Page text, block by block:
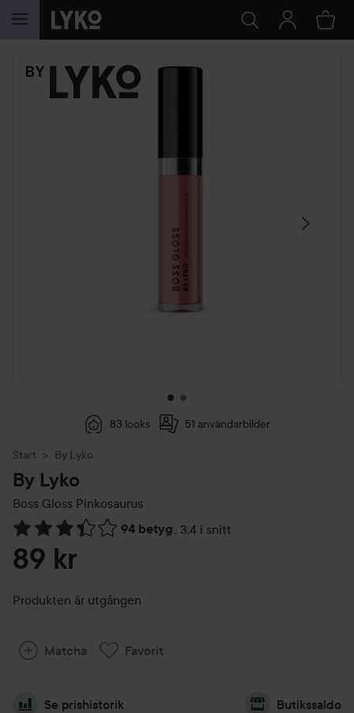
HOPPA TILL INNEHÅLLET
HOPPA ÖVER SEKTIONEN
83 looks 51 användarbilder
Start By Lyko
By Lyko
Boss Gloss Pinkosaurus
94 betyg , 3.4 i snitt
Hoppa till Betyg & kommentarer
89 kr
Produkten är utgången
Matcha Favorit
Se prishistorik Butikssaldo